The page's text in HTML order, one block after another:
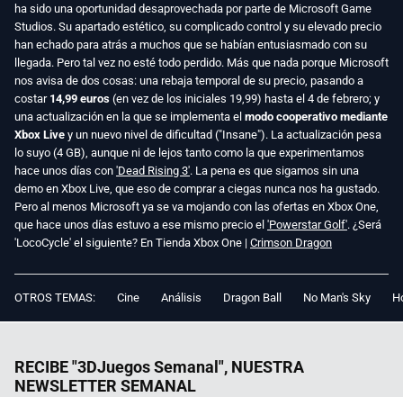
ha sido una oportunidad desaprovechada por parte de Microsoft Game
Studios. Su apartado estético, su complicado control y su elevado precio
han echado para atrás a muchos que se habían entusiasmado con su
llegada. Pero tal vez no esté todo perdido. Más que nada porque Microsoft
nos avisa de dos cosas: una rebaja temporal de su precio, pasando a
costar 14,99 euros (en vez de los iniciales 19,99) hasta el 4 de febrero; y
una actualización en la que se implementa el modo cooperativo mediante
Xbox Live y un nuevo nivel de dificultad ("Insane"). La actualización pesa
lo suyo (4 GB), aunque ni de lejos tanto como la que experimentamos
hace unos días con 'Dead Rising 3'. La pena es que sigamos sin una
demo en Xbox Live, que eso de comprar a ciegas nunca nos ha gustado.
Pero al menos Microsoft ya se va mojando con las ofertas en Xbox One,
que hace unos días estuvo a ese mismo precio el 'Powerstar Golf'. ¿Será
'LocoCycle' el siguiente? En Tienda Xbox One | Crimson Dragon
OTROS TEMAS: Cine Análisis Dragon Ball No Man's Sky
RECIBE "3DJuegos Semanal", NUESTRA
NEWSLETTER SEMANAL